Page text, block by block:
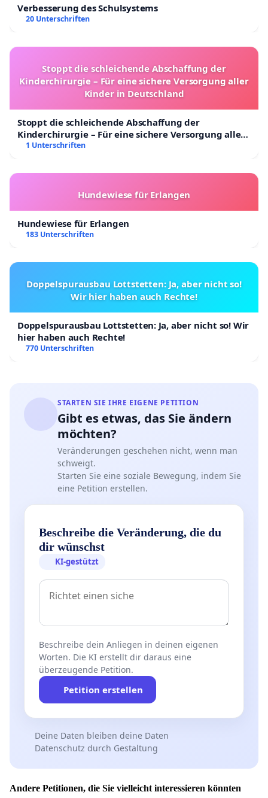
Verbesserung des Schulsystems
20 Unterschriften
Stoppt die schleichende Abschaffung der
Kinderchirurgie – Für eine sichere Versorgung aller
Kinder in Deutschland
Stoppt die schleichende Abschaffung der
Kinderchirurgie – Für eine sichere Versorgung aller
Kinder in Deutschland
1 Unterschriften
Hundewiese für Erlangen
Hundewiese für Erlangen
183 Unterschriften
Doppelspurausbau Lottstetten: Ja, aber nicht so!
Wir hier haben auch Rechte!
Doppelspurausbau Lottstetten: Ja, aber nicht so! Wir
hier haben auch Rechte!
770 Unterschriften
STARTEN SIE IHRE EIGENE PETITION
Gibt es etwas, das Sie ändern
möchten?
Veränderungen geschehen nicht, wenn man
schweigt.
Starten Sie eine soziale Bewegung, indem Sie
eine Petition erstellen.
Beschreibe die Veränderung, die du
dir wünschst
KI-gestützt
Beschreibe dein Anliegen in deinen eigenen
Worten. Die KI erstellt dir daraus eine
überzeugende Petition.
Petition erstellen
Deine Daten bleiben deine Daten
Datenschutz durch Gestaltung
Andere Petitionen, die Sie vielleicht interessieren könnten